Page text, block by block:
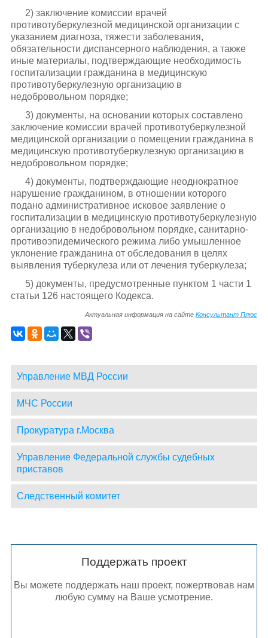
2) заключение комиссии врачей
противотуберкулезной медицинской организации с
указанием диагноза, тяжести заболевания,
обязательности диспансерного наблюдения, а также
иные материалы, подтверждающие необходимость
госпитализации гражданина в медицинскую
противотуберкулезную организацию в
недобровольном порядке;
3) документы, на основании которых составлено
заключение комиссии врачей противотуберкулезной
медицинской организации о помещении гражданина в
медицинскую противотуберкулезную организацию в
недобровольном порядке;
4) документы, подтверждающие неоднократное
нарушение гражданином, в отношении которого
подано административное исковое заявление о
госпитализации в медицинскую противотуберкулезную
организацию в недобровольном порядке, санитарно-
противоэпидемического режима либо умышленное
уклонение гражданина от обследования в целях
выявления туберкулеза или от лечения туберкулеза;
5) документы, предусмотренные пунктом 1 части 1
статьи 126 настоящего Кодекса.
Актуальная информация на сайтеКонсультант Плюс
Управление МВД России
МЧС России
Прокуратура г.Москва
Управление Федеральной службы судебных
приставов
Следственный комитет
Поддержать проект
Вы можете поддержать наш проект, пожертвовав нам
любую сумму на Ваше усмотрение.